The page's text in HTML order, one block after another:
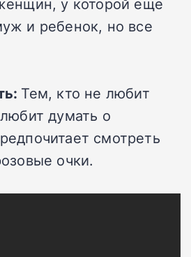
и ребенок, но все
Тем, кто не любит
думать о
смотреть
очки.